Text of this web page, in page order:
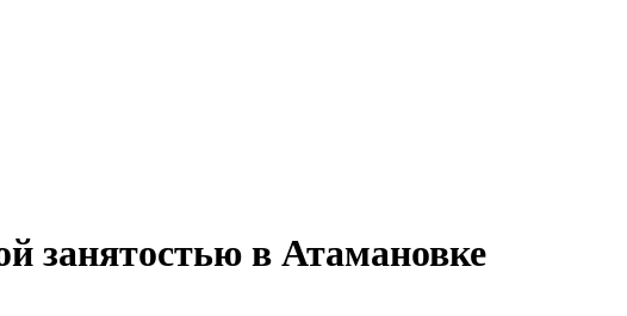
занятостью в Атамановке